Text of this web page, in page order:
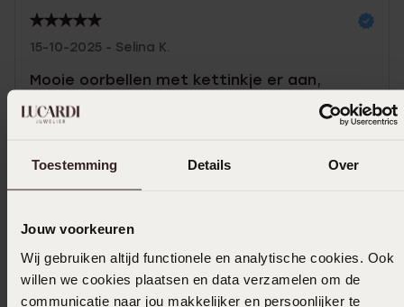
Toestemming Details Over
Jouw voorkeuren
Wij gebruiken altijd functionele en analytische cookies. Ook
willen we cookies plaatsen en data verzamelen om de
communicatie naar jou makkelijker en persoonlijker te
15-10-2025 - Selina K.
Mooie oorbellen met kettinkje er aan,
perfect
Ook leuk voor jou